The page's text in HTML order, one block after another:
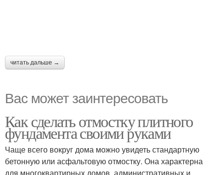
читать дальше →
Вас может заинтересовать
Как сделать отмостку плитного
фундамента своими руками
Чаще всего вокруг дома можно увидеть стандартную
бетонную или асфальтовую отмостку. Она характерна